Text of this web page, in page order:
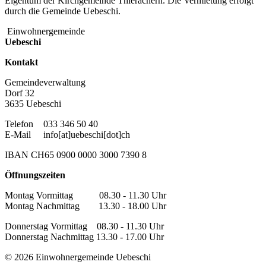
durch die Gemeinde Uebeschi.
Einwohnergemeinde
Uebeschi
Kontakt
Gemeindeverwaltung
Dorf 32
3635 Uebeschi
Telefon
033 346 50 40
E-Mail
info[at]uebeschi[dot]ch
IBAN CH65 0900 0000 3000 7390 8
Öffnungszeiten
Montag Vormittag 08.30 - 11.30 Uhr
Montag Nachmittag 13.30 - 18.00 Uhr
Donnerstag Vormittag 08.30 - 11.30 Uhr
Donnerstag Nachmittag 13.30 - 17.00 Uhr
© 2026 Einwohnergemeinde Uebeschi